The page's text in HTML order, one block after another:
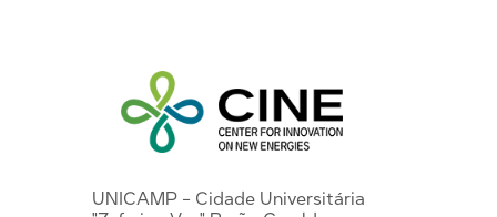
UNICAMP - Cidade Universitária